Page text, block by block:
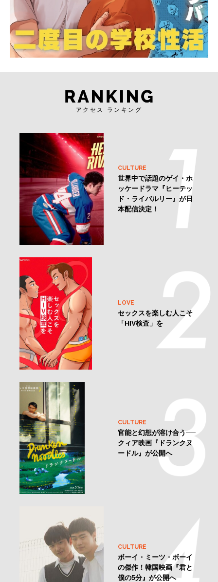
アクセス ランキング
CULTURE
世界中で話題のゲイ・ホ
ッケードラマ『ヒーテッ
ド・ライバルリー』が日
本配信決定！
LOVE
セックスを楽しむ人こそ
「HIV検査」を
CULTURE
官能と幻想が溶け合う──
クィア映画『ドランクヌ
ードル』が公開へ
CULTURE
ボーイ・ミーツ・ボーイ
の傑作！韓国映画『君と
僕の5分』が公開へ